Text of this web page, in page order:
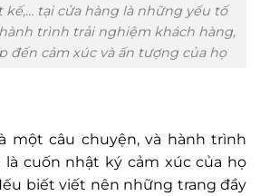
kế,… tại cửa hàng là những yếu tố
trình trải nghiệm khách hàng,
đến cảm xúc và ấn tượng của họ
một câu chuyện, và hành trình
cuốn nhật ký cảm xúc của họ
biết viết nên những trang đầy